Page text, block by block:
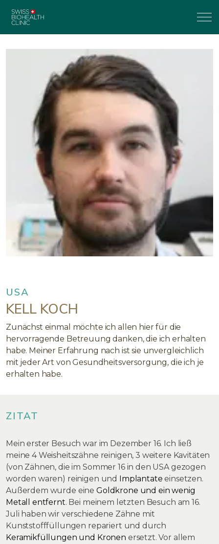
USA
KELL KOCH
Zunächst einmal möchte ich allen hier für die
hervorragende Betreuung danken, die ich erhalten
habe. Meiner Erfahrung nach ist sie unvergleichlich
mit jeder Art von Gesundheitsversorgung, die ich je
erhalten habe.
ZITAT
Mein erster Besuch war im Dezember 16. Ich ließ
meine 4 Weisheitszähne reinigen, 3 weitere Kavitäten
(von Zähnen, die im Sommer 16 in den USA gezogen
worden waren) reinigen und Implantate einsetzen.
Außerdem wurde eineGoldkrone und ein wenig
Metall entfernt. Bei meinem letzten Besuch am 16.
Juli haben wir verschiedene Zähne mit
Kunststofffüllungen repariert und durch
Keramikfüllungen und Kronen ersetzt. Vor allem